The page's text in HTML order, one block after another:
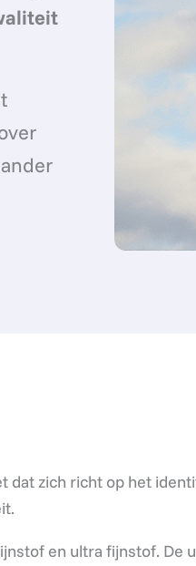
dat zich richt op het
en ultra fijnstof. De